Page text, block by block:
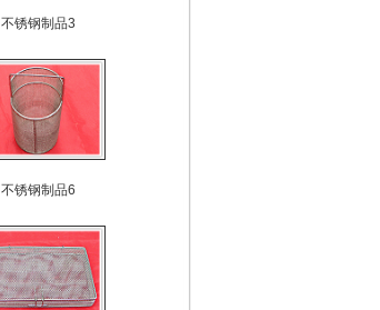
不锈钢制品3
不锈钢制品6